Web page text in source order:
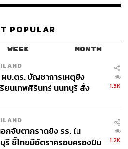
ส Girl Love (GL) ที่กำลังเติบโต
ล ทิพนารี’ และ ‘ฟิล์ม รชานันท์’
การเดินเกมรุกครั้งนี้ ส่ง
งหาริมทรัพย์เจ้าแรกที่กล้าฉีก
เต็มตัว
POPULAR
WEEK MONTH
ผบ.ตร. บัญชาการเหตุยิง
รียนเทพศิรินทร์ นนทบุรี สั่ง
1.3K
กจับตากราดยิง รร. ใน
รี ชี้ไทยมีอัตราครอบครองปืน
1.2K